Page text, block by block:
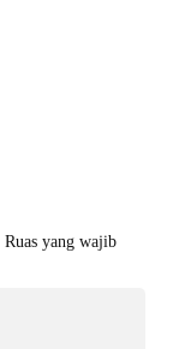
Ruas yang wajib